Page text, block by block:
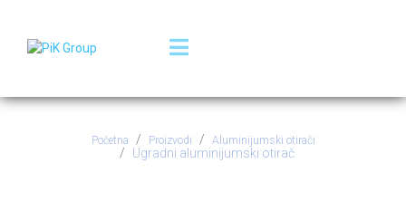
Početna Proizvodi Aluminijumski otirači
Ugradni aluminijumski otirač